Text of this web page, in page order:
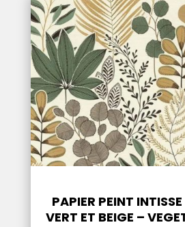
PAPIER PEINT
VERT ET BEIGE –